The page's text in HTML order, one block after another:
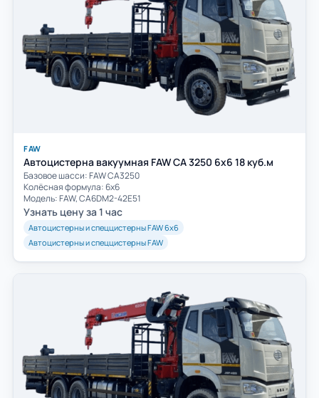
FAW
Автоцистерна вакуумная FAW CA 3250 6х6 18 куб.м
Базовое шасси: FAW СА3250
Колёсная формула: 6х6
Модель: FAW, CA6DM2-42E51
Узнать цену за 1 час
Автоцистерны и спеццистерны FAW 6х6
Автоцистерны и спеццистерны FAW